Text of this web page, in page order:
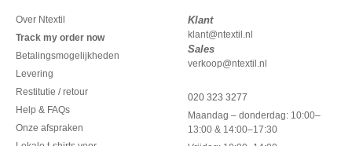
Over Ntextil
Track my order now
Betalingsmogelijkheden
Levering
Restitutie / retour
Help & FAQs
Onze afspraken
Klant
klant@ntextil.nl
Sales
verkoop@ntextil.nl
020 323 3277
Maandag – donderdag: 10:00–
13:00 & 14:00–17:30